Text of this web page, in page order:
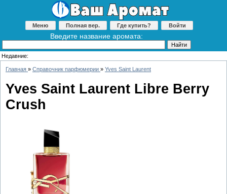
Меню Полная вер. Где купить? Войти
Введите название аромата:
Недавние:
Главная » Справочник парфюмерии » Yves Saint Laurent
Yves Saint Laurent Libre Berry
Crush